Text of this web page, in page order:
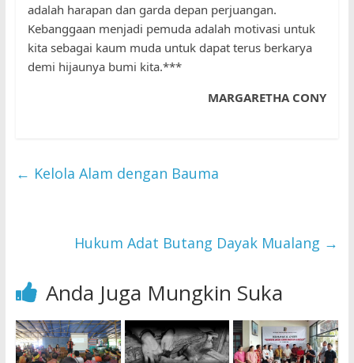
adalah harapan dan garda depan perjuangan.
Kebanggaan menjadi pemuda adalah motivasi untuk
kita sebagai kaum muda untuk dapat terus berkarya
demi hijaunya bumi kita.***
MARGARETHA CONY
← Kelola Alam dengan Bauma
Hukum Adat Butang Dayak Mualang →
Anda Juga Mungkin Suka